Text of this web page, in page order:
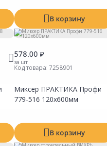
В корзину
578.00 ₽
за шт
Код товара: 7258901
Миксер ПРАКТИКА Профи
779-516 120х600мм
В корзину